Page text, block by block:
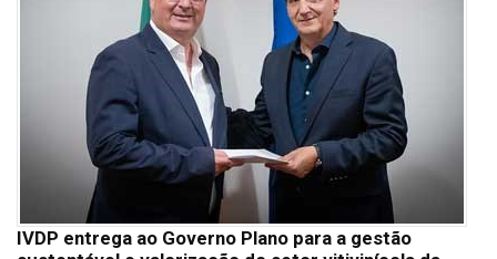
IVDP entrega ao Governo Plano para a gestão